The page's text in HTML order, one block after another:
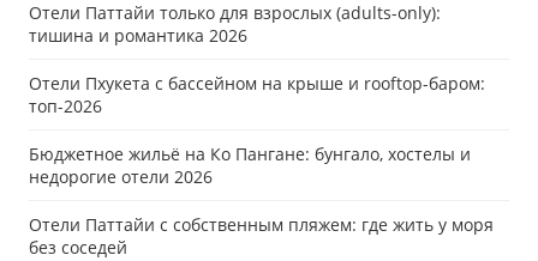
Отели Паттайи только для взрослых (adults-only):
тишина и романтика 2026
Отели Пхукета с бассейном на крыше и rooftop-баром:
топ-2026
Бюджетное жильё на Ко Пангане: бунгало, хостелы и
недорогие отели 2026
Отели Паттайи с собственным пляжем: где жить у моря
без соседей